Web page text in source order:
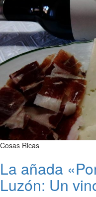
Cosas Ricas
La añada
Luzón: Un